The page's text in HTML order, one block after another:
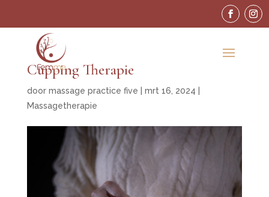
Cupping Therapie
door massage practice five mrt 16, 2024
Massagetherapie